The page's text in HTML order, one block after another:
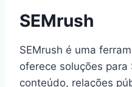
SEMrush
SEMrush é uma
oferece soluções para
conteúdo, relações